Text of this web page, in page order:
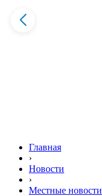
Главная
›
Новости
›
Местные новости